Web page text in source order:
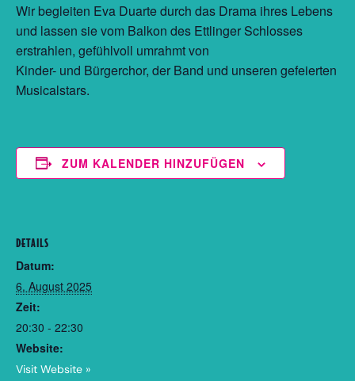
Wir begleiten Eva Duarte durch das Drama ihres Lebens
und lassen sie vom Balkon des Ettlinger Schlosses
erstrahlen, gefühlvoll umrahmt von
Kinder- und Bürgerchor, der Band und unseren gefeierten
Musicalstars.
ZUM KALENDER HINZUFÜGEN
DETAILS
Datum:
6. August 2025
Zeit:
20:30 - 22:30
Website:
Visit Website »